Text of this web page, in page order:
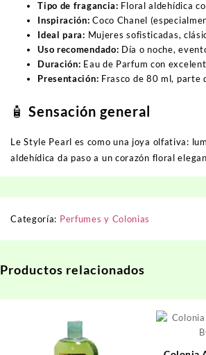
Tipo de fragancia: Floral aldehídica
Inspiración: Coco Chanel
Ideal para: Mujeres sofisticadas,
Uso recomendado: Día o noche,
Duración: Eau de Parfum con
Presentación: Frasco de 80 ml, parte
🧴Sensación general
Le Style Pearl es como una joya olfativa:
aldehídica da paso a un corazón floral
Categoría: Perfumes y Colonias
Productos relacionados